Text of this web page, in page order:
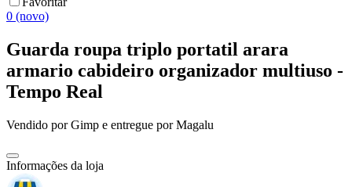
0 (novo)
Guarda roupa triplo portatil arara
armario cabideiro organizador multiuso -
Tempo Real
Vendido porGimp e entregue por Magalu
Informações da loja